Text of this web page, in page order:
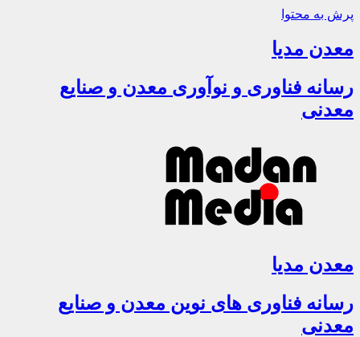
پرش به محتوا
معدن مدیا
رسانه فناوری و نوآوری معدن و صنایع
معدنی
معدن مدیا
رسانه فناوری های نوین معدن و صنایع
معدنی